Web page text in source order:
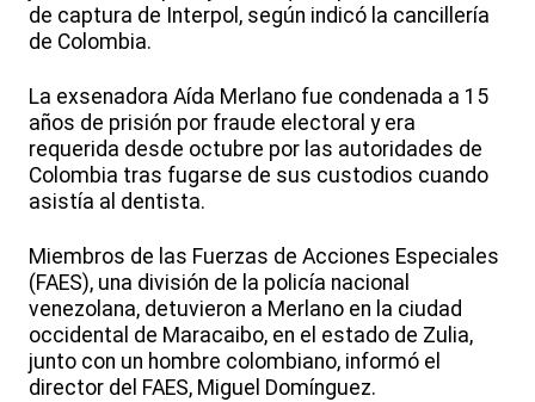
de captura de Interpol, según indicó la cancillería
de Colombia.
La exsenadora Aída Merlano fue condenada a 15
años de prisión por fraude electoral y era
requerida desde octubre por las autoridades de
Colombia tras fugarse de sus custodios cuando
asistía al dentista.
Miembros de las Fuerzas de Acciones Especiales
(FAES), una división de la policía nacional
venezolana, detuvieron a Merlano en la ciudad
occidental de Maracaibo, en el estado de Zulia,
junto con un hombre colombiano, informó el
director del FAES, Miguel Domínguez.